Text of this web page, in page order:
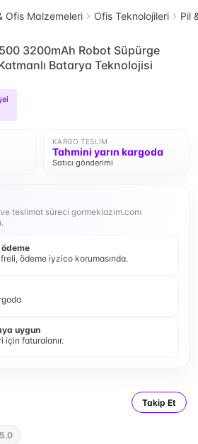
Ofis Malzemeleri Ofis Teknolojileri Pil
3200mAh Robot Süpürge
Batarya Teknolojisi
KARGO TESLIM
Tahmini yarın kargoda
Satıcı gönderimi
ve teslimat süreci gormeklazim.com
ödeme iyzico korumasında.
uygun
için faturalanır.
Takip Et
5.0